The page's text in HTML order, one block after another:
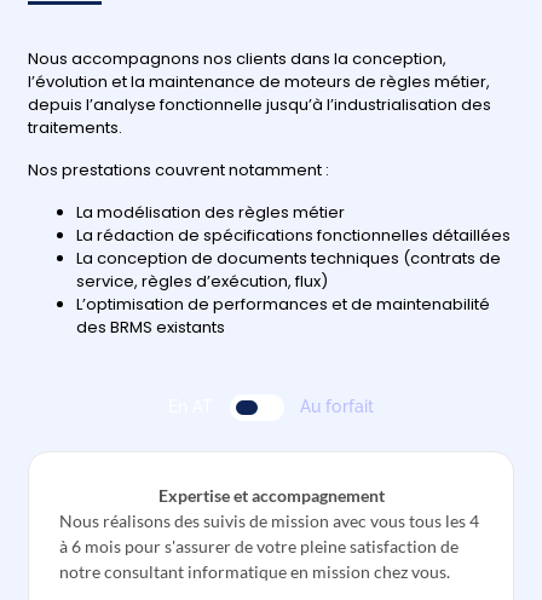
Nous accompagnons nos clients dans la conception,
l’évolution et la maintenance de moteurs de règles métier,
depuis l’analyse fonctionnelle jusqu’à l’industrialisation des
traitements.
Nos prestations couvrent notamment :
La modélisation des règles métier
La rédaction de spécifications fonctionnelles détaillées
La conception de documents techniques (contrats de
service, règles d’exécution, flux)
L’optimisation de performances et de maintenabilité
des BRMS existants
Au forfait
Expertise et accompagnement
Nous réalisons des suivis de mission avec vous tous les 4
à 6 mois pour s'assurer de votre pleine satisfaction de
notre consultant informatique en mission chez vous.